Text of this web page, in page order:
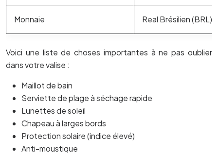
Monnaie Real Brésilien (BRL)
Voici une liste de choses importantes à ne pas oublier
dans votre valise :
Maillot de bain
Serviette de plage à séchage rapide
Lunettes de soleil
Chapeau à larges bords
Protection solaire (indice élevé)
Anti-moustique